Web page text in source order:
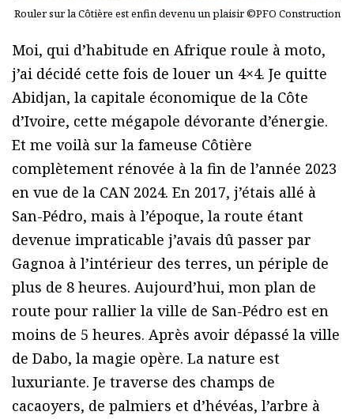
Rouler sur la Côtière est enfin devenu un plaisir ©PFO Construction
Moi, qui d’habitude en Afrique roule à moto,
j’ai décidé cette fois de louer un 4×4. Je quitte
Abidjan, la capitale économique de la Côte
d’Ivoire, cette mégapole dévorante d’énergie.
Et me voilà sur la fameuse Côtière
complètement rénovée à la fin de l’année 2023
en vue de la CAN 2024. En 2017, j’étais allé à
San-Pédro, mais à l’époque, la route étant
devenue impraticable j’avais dû passer par
Gagnoa à l’intérieur des terres, un périple de
plus de 8 heures. Aujourd’hui, mon plan de
route pour rallier la ville de San-Pédro est en
moins de 5 heures. Après avoir dépassé la ville
de Dabo, la magie opère. La nature est
luxuriante. Je traverse des champs de
cacaoyers, de palmiers et d’hévéas, l’arbre à